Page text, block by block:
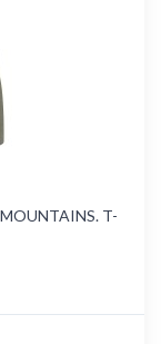
T-